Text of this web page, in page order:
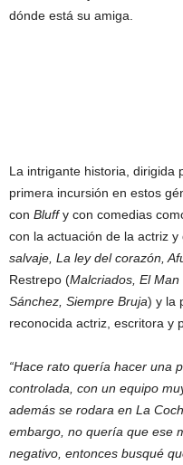
dónde está su amiga.
La intrigante historia, dirigida
primera incursión en estos
con Bluffy con comedias
con la actuación de la actriz
salvaje, La ley del corazón,
Restrepo (Malcriados, El
Sánchez, Siempre Bruja) y la
reconocida actriz, escritora y
“Hace rato quería hacer una
controlada, con un equipo
además se rodara en La
embargo, no quería que ese
negativo, entonces busqué